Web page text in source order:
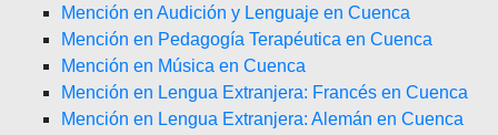
Mención en Audición y Lenguaje en Cuenca
Mención en Pedagogía Terapéutica en Cuenca
Mención en Música en Cuenca
Mención en Lengua Extranjera: Francés en Cuenca
Mención en Lengua Extranjera: Alemán en Cuenca